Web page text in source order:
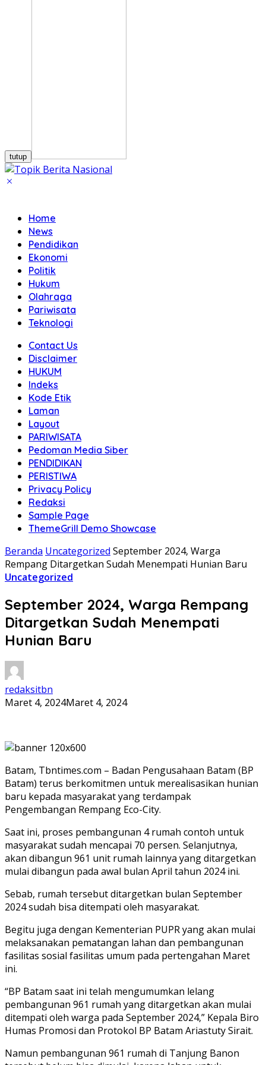
tutup
Home
News
Pendidikan
Ekonomi
Politik
Hukum
Olahraga
Pariwisata
Teknologi
Contact Us
Disclaimer
HUKUM
Indeks
Kode Etik
Laman
Layout
PARIWISATA
Pedoman Media Siber
PENDIDIKAN
PERISTIWA
Privacy Policy
Redaksi
Sample Page
ThemeGrill Demo Showcase
Beranda Uncategorized September 2024, Warga
Rempang Ditargetkan Sudah Menempati Hunian Baru
Uncategorized
September 2024, Warga Rempang
Ditargetkan Sudah Menempati
Hunian Baru
redaksitbn
Maret 4, 2024Maret 4, 2024
Batam, Tbntimes.com – Badan Pengusahaan Batam (BP
Batam) terus berkomitmen untuk merealisasikan hunian
baru kepada masyarakat yang terdampak
Pengembangan Rempang Eco-City.
Saat ini, proses pembangunan 4 rumah contoh untuk
masyarakat sudah mencapai 70 persen. Selanjutnya,
akan dibangun 961 unit rumah lainnya yang ditargetkan
mulai dibangun pada awal bulan April tahun 2024 ini.
Sebab, rumah tersebut ditargetkan bulan September
2024 sudah bisa ditempati oleh masyarakat.
Begitu juga dengan Kementerian PUPR yang akan mulai
melaksanakan pematangan lahan dan pembangunan
fasilitas sosial fasilitas umum pada pertengahan Maret
ini.
“BP Batam saat ini telah mengumumkan lelang
pembangunan 961 rumah yang ditargetkan akan mulai
ditempati oleh warga pada September 2024,” Kepala Biro
Humas Promosi dan Protokol BP Batam Ariastuty Sirait.
Namun pembangunan 961 rumah di Tanjung Banon